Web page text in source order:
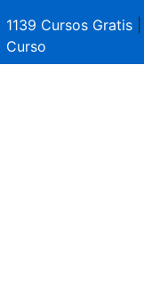
1139 Cursos Gratis
Curso